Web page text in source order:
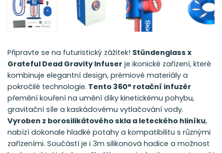
Připravte se na futuristický zážitek! Stündenglass x
Grateful Dead Gravity Infuser je ikonické zařízení, které
kombinuje elegantní design, prémiové materiály a
pokročilé technologie. Tento 360° rotační infuzér
přemění kouření na umění díky kinetickému pohybu,
gravitační síle a kaskádovému vytlačování vody.
Vyroben z borosilikátového skla a leteckého hliníku,
nabízí dokonale hladké potahy a kompatibilitu s různými
zařízeními. Součástí je i 3m silikonová hadice a možnost